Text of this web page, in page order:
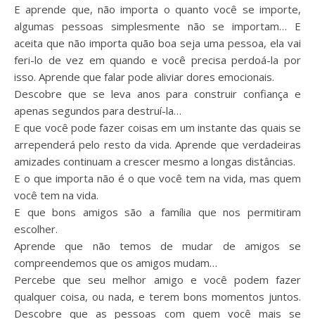
E aprende que, não importa o quanto você se importe,
algumas pessoas simplesmente não se importam… E
aceita que não importa quão boa seja uma pessoa, ela vai
feri-lo de vez em quando e você precisa perdoá-la por
isso. Aprende que falar pode aliviar dores emocionais.
Descobre que se leva anos para construir confiança e
apenas segundos para destruí-la…
E que você pode fazer coisas em um instante das quais se
arrependerá pelo resto da vida. Aprende que verdadeiras
amizades continuam a crescer mesmo a longas distâncias.
E o que importa não é o que você tem na vida, mas quem
você tem na vida.
E que bons amigos são a família que nos permitiram
escolher.
Aprende que não temos de mudar de amigos se
compreendemos que os amigos mudam…
Percebe que seu melhor amigo e você podem fazer
qualquer coisa, ou nada, e terem bons momentos juntos.
Descobre que as pessoas com quem você mais se